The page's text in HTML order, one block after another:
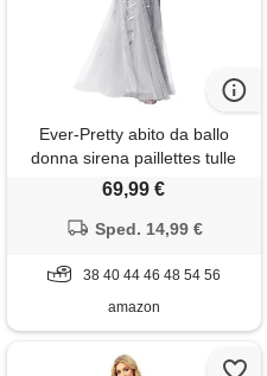
Ever-Pretty abito da ballo
donna sirena paillettes tulle
petto basso scollo a v senza
54
69,99 €
Sped. 14,99 €
38 40 44 46 48 54 56
amazon